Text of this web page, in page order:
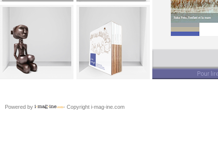
Pour
Powered by - Copyright i-mag-ine.com